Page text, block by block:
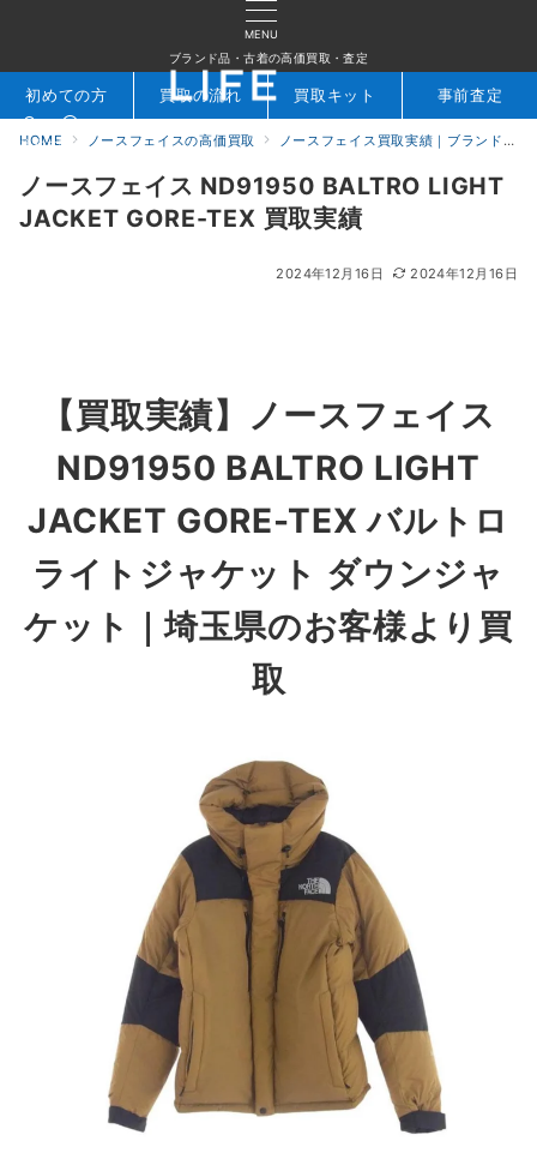
MENU
ブランド品・古着の高価買取・査定
検索 お問合せ
初めての方 買取の流れ 買取キット 事前査定
HOME ノースフェイスの高価買取 ノースフェイス買取実績｜ブランド専門店LIFE
ノースフェイス ND91950 BALTRO LIGHT
JACKET GORE-TEX 買取実績
2024年12月16日 2024年12月16日
【買取実績】ノースフェイス
ND91950 BALTRO LIGHT
JACKET GORE-TEX バルトロ
ライトジャケット ダウンジャ
ケット｜埼玉県のお客様より買
取